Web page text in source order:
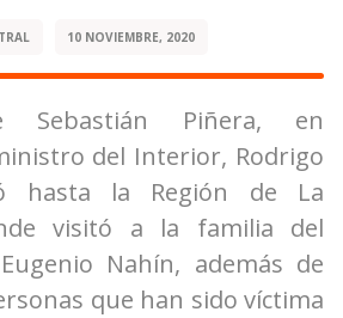
10 NOVIEMBRE, 2020
Sebastián Piñera, en
del Interior, Rodrigo
hasta la Región de La
visitó a la familia del
Nahín, además de
que han sido víctima